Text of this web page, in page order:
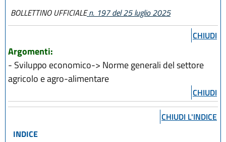
BOLLETTINO UFFICIALEn. 197 del 25 luglio 2025
CHIUDI
Argomenti:
- Sviluppo economico-> Norme generali del settore
agricolo e agro-alimentare
CHIUDI
CHIUDI L'INDICE
INDICE